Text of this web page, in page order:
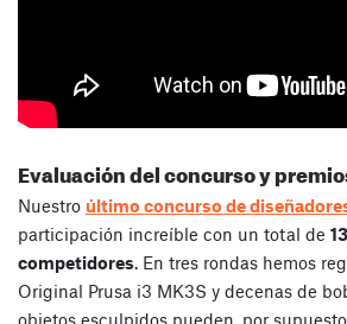
Evaluación del concurso y
Nuestro último concurso de
participación increíble con un total de
competidores. En tres rondas hemos
Original Prusa i3 MK3S y decenas de
objetos esculpidos pueden, por